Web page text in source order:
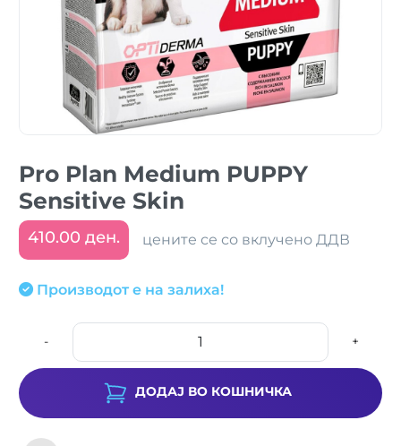
Pro Plan Medium PUPPY
Sensitive Skin
410.00 ден. цените се со вклучено ДДВ
Производот е на залиха!
- +
ДОДАЈ ВО КОШНИЧКА